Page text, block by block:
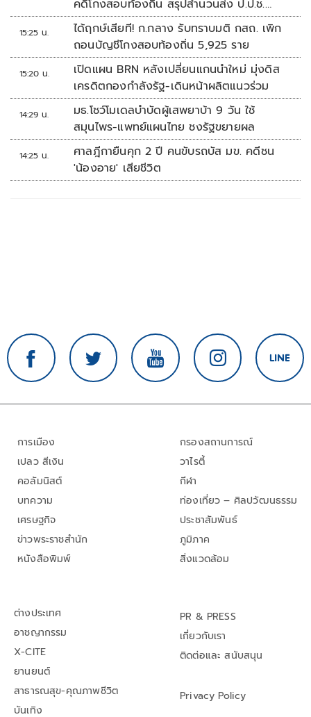
คดีโกงสอบท้องถิ่น สรุปสำนวนส่ง ป.ป.ช.
สัปดาห์หน้า
15:25 น.
ได้ฤกษ์เสียที! ก.กลาง รับทราบมติ กสถ. เพิก
ถอนบัญชีโกงสอบท้องถิ่น 5,925 ราย
15:20 น.
เปิดแผน BRN หลังเปลี่ยนแกนนำใหม่ มุ่งดิส
เครดิตกองกำลังรัฐ-เดินหน้าผลิตแนวร่วม
14:29 น.
มธ.โชว์โมเดลบำบัดผู้เสพยาบ้า 9 วัน ใช้
สมุนไพร-แพทย์แผนไทย ชงรัฐขยายผล
14:25 น.
ศาลฎีกายืนคุก 2 ปี คนขับรถบัส มข. คดีชน
'น้องอาย' เสียชีวิต
การเมือง
เปลว สีเงิน
คอลัมนิสต์
บทความ
เศรษฐกิจ
ข่าวพระราชสำนัก
หนังสือพิมพ์
กรองสถานการณ์
วาไรตี้
กีฬา
ท่องเที่ยว – ศิลปวัฒนธรรม
ประชาสัมพันธ์
ภูมิภาค
สิ่งแวดล้อม
ต่างประเทศ
อาชญากรรม
X-CITE
ยานยนต์
สาธารณสุข-คุณภาพชีวิต
บันเทิง
PR & PRESS
เกี่ยวกับเรา
ติดต่อและ สนับสนุน
Privacy Policy